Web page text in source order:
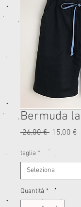
Bermuda
26,00 € Prezzo
15,00 €
taglia *
Quantità *